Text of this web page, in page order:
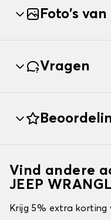
Foto's
Vragen
Vind andere
JEEP
Krijg 5% extra